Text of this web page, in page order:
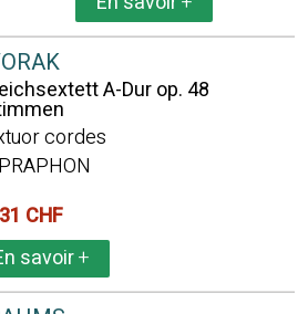
A-Dur op. 48
cordes
CHF
savoir+